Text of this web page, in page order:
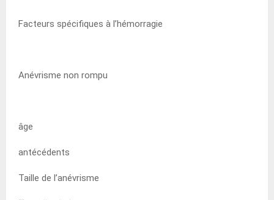
Facteurs spécifiques à l’hémorragie
Anévrisme non rompu
âge
antécédents
Taille de l’anévrisme